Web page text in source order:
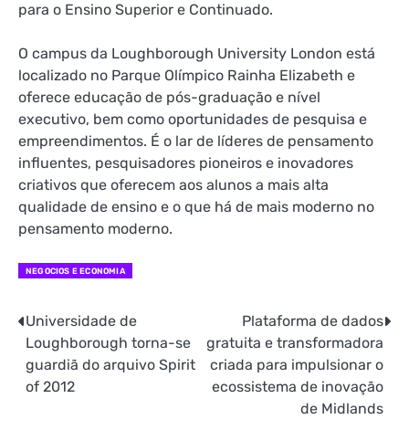
para o Ensino Superior e Continuado.
O campus da Loughborough University London está
localizado no Parque Olímpico Rainha Elizabeth e
oferece educação de pós-graduação e nível
executivo, bem como oportunidades de pesquisa e
empreendimentos. É o lar de líderes de pensamento
influentes, pesquisadores pioneiros e inovadores
criativos que oferecem aos alunos a mais alta
qualidade de ensino e o que há de mais moderno no
pensamento moderno.
NEGOCIOS E ECONOMIA
Navegação
de
Post
Universidade de
Loughborough torna-se
guardiã do arquivo Spirit
of 2012
Plataforma de dados
gratuita e transformadora
criada para impulsionar o
ecossistema de inovação
de Midlands